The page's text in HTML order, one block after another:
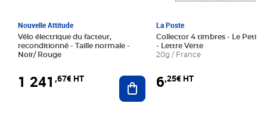
Nouvelle Attitude
Vélo électrique du facteur,
reconditionné - Taille normale -
Noir/ Rouge
1 241 ,67€ HT Ajouter au panier
La Poste
Collector 4 timbres - Le Petit
- Lettre Verte
20g / France
6,25€ HT